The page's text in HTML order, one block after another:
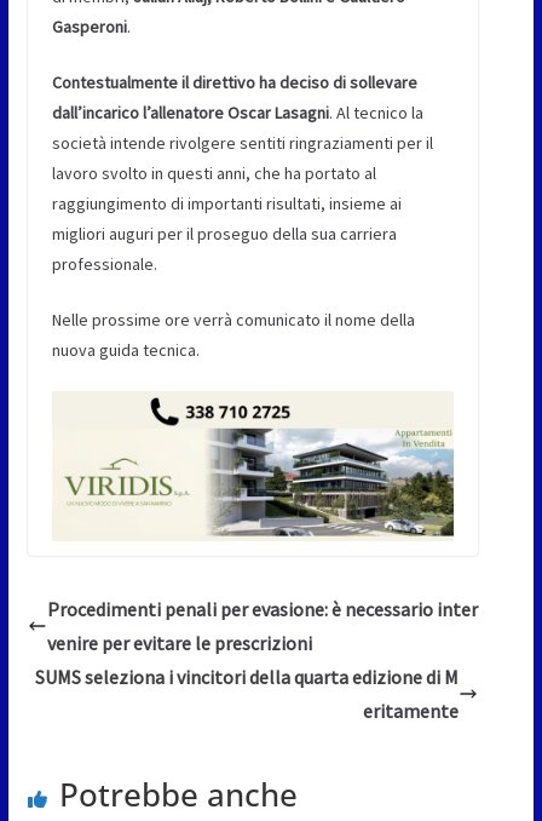
Gasperoni.
Contestualmente il direttivo ha deciso di sollevare
dall’incarico l’allenatore Oscar Lasagni. Al tecnico la
società intende rivolgere sentiti ringraziamenti per il
lavoro svolto in questi anni, che ha portato al
raggiungimento di importanti risultati, insieme ai
migliori auguri per il proseguo della sua carriera
professionale.
Nelle prossime ore verrà comunicato il nome della
nuova guida tecnica.
Procedimenti penali per evasione: è necessario inter
venire per evitare le prescrizioni
SUMS seleziona i vincitori della quarta edizione di M
eritamente
Potrebbe anche